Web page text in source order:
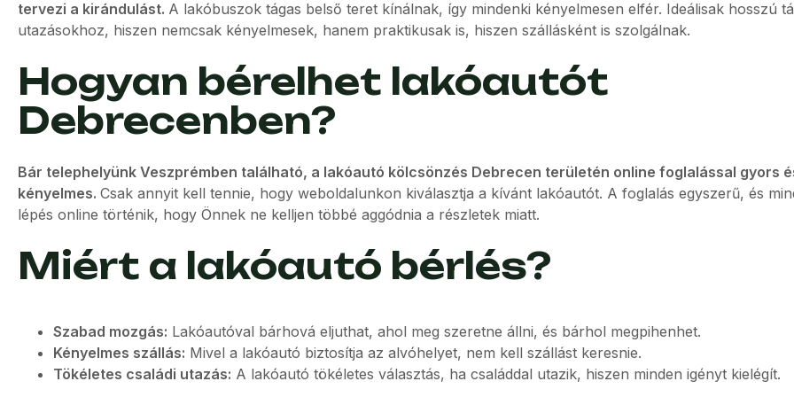
tervezi a kirándulást. A lakóbuszok tágas belső teret kínálnak, így mindenki kényelmesen elfér. Ideálisak hosszú
utazásokhoz, hiszen nemcsak kényelmesek, hanem praktikusak is, hiszen szállásként is szolgálnak.
Hogyan bérelhet lakóautót
Debrecenben?
Bár telephelyünk Veszprémben található, a lakóautó kölcsönzés Debrecen területén online foglalással gyors
kényelmes. Csak annyit kell tennie, hogy weboldalunkon kiválasztja a kívánt lakóautót. A foglalás egyszerű, és
lépés online történik, hogy Önnek ne kelljen többé aggódnia a részletek miatt.
Miért a lakóautó bérlés?
Szabad mozgás: Lakóautóval bárhová eljuthat, ahol meg szeretne állni, és bárhol megpihenhet.
Kényelmes szállás: Mivel a lakóautó biztosítja az alvóhelyet, nem kell szállást keresnie.
Tökéletes családi utazás: A lakóautó tökéletes választás, ha családdal utazik, hiszen minden igényt kielégít.